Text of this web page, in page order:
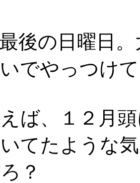
後の日曜日。
でやっつけ
ば、１２月
てたような
？